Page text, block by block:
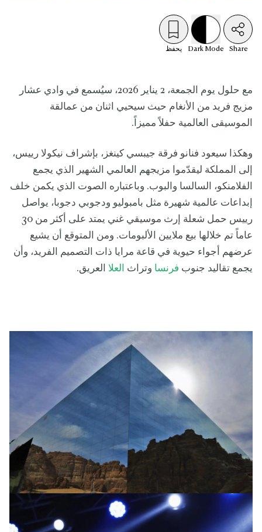
Share
Dark Mode يحفظ
مع حلول يوم الجمعة، 2 يناير 2026، سيُسمع في وادي عشار
مزيج فريد من الأنغام حيث سيحيي اثنان من عمالقة
الموسيقى العالمية حفلاً مميزاً.
وهكذا سيعود فنانو فرقة جيبسي كينغز، بإشراف نيكولا رييس،
إلى المملكة ليقدّموا مزيجهم العالمي الشهير الذي يجمع
الفلامنكو، السالسا والبوب. وباعتباره الصوت الذي يكمن خلف
إبداعات عالمية شهيرة مثل بامبوليو ودجوبي دجوبا، يواصل
رييس حمل شعلة إرث موسيقي غني يمتد على أكثر من 30
عاماً تم خلالها بيع ملايين الألبومات. ومن المتوقع أن يشيع
عرضهم أجواء حيوية في قاعة مرايا ذات التصميم الفريد، وأن
يجمع تقاليد جنوب فرنسا وتراث العلا العريق.